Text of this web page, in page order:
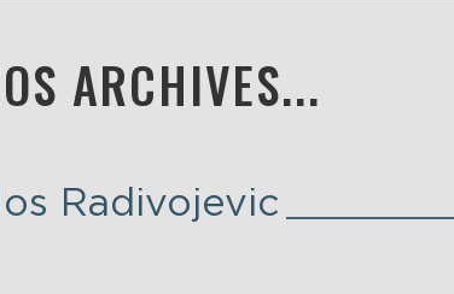
ARCHIVES...
Radivojevic